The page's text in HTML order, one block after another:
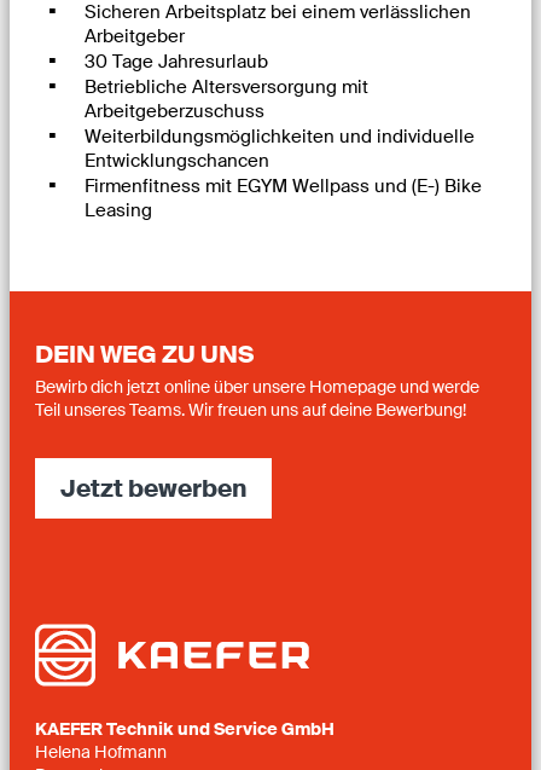
Sicheren Arbeitsplatz bei einem verlässlichen
Arbeitgeber
30 Tage Jahresurlaub
Betriebliche Altersversorgung mit
Arbeitgeberzuschuss
Weiterbildungsmöglichkeiten und individuelle
Entwicklungschancen
Firmenfitness mit EGYM Wellpass und (E-) Bike
Leasing
DEIN WEG ZU UNS
Bewirb dich jetzt online über unsere Homepage und werde
Teil unseres Teams. Wir freuen uns auf deine Bewerbung!
Jetzt bewerben
KAEFER Technik und Service GmbH
Helena Hofmann